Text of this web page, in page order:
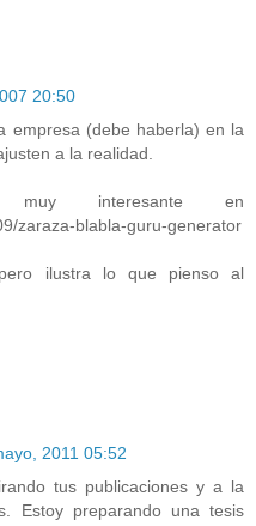
20:50
empresa (debe haberla) en la
a la realidad.
interesante en
zaraza-blabla-guru-generator
ilustra lo que pienso al
2011 05:52
tus publicaciones y a la
Estoy preparando una tesis